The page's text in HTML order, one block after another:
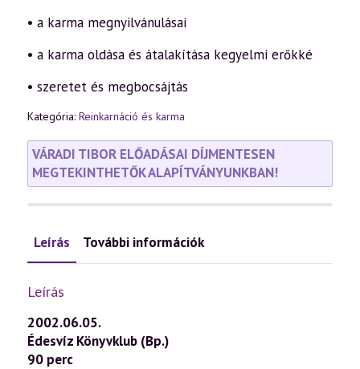
• a karma megnyilvánulásai
• a karma oldása és átalakítása kegyelmi erőkké
• szeretet és megbocsájtás
Kategória: Reinkarnáció és karma
VÁRADI TIBOR ELŐADÁSAI DÍJMENTESEN
MEGTEKINTHETŐK ALAPÍTVÁNYUNKBAN!
Leírás További információk
Leírás
2002.06.05.
Édesvíz Könyvklub (Bp.)
90 perc